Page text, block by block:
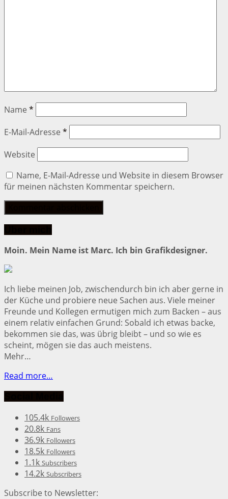
Name *
E-Mail-Adresse *
Website
Name, E-Mail-Adresse und Website in diesem Browser
für meinen nächsten Kommentar speichern.
Moin. Mein Name ist Marc. Ich bin Grafikdesigner.
Ich liebe meinen Job, zwischendurch bin ich aber gerne in
der Küche und probiere neue Sachen aus. Viele meiner
Freunde und Kollegen ermutigen mich zum Backen – aus
einem relativ einfachen Grund: Sobald ich etwas backe,
bekommen sie das, was übrig bleibt – und so wie es
scheint, mögen sie das auch meistens.
Mehr…
Read more…
105.4k Followers
20.8k Fans
36.9k Followers
18.5k Followers
1.1k Subscribers
14.2k Subscribers
Subscribe to Newsletter: